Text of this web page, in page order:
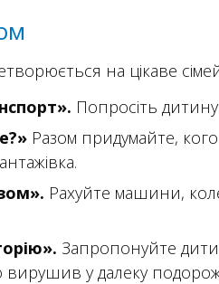
на цікаве
Попросіть
Разом придумайте,
Рахуйте машини,
Запропонуйте
у далеку